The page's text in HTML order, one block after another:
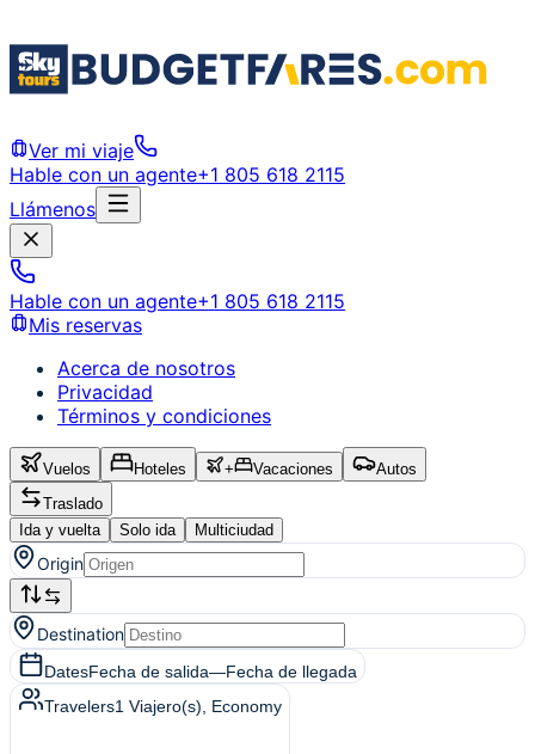
Ver mi viaje
Hable con un agente+1 805 618 2115
Llámenos
Hable con un agente+1 805 618 2115
Mis reservas
Acerca de nosotros
Privacidad
Términos y condiciones
Vuelos Hoteles + Vacaciones
Autos
Traslado
Ida y vuelta
Solo ida Multiciudad
Origin
Destination
DatesFecha de salida—Fecha de llegada
Travelers1 Viajero(s) , Economy